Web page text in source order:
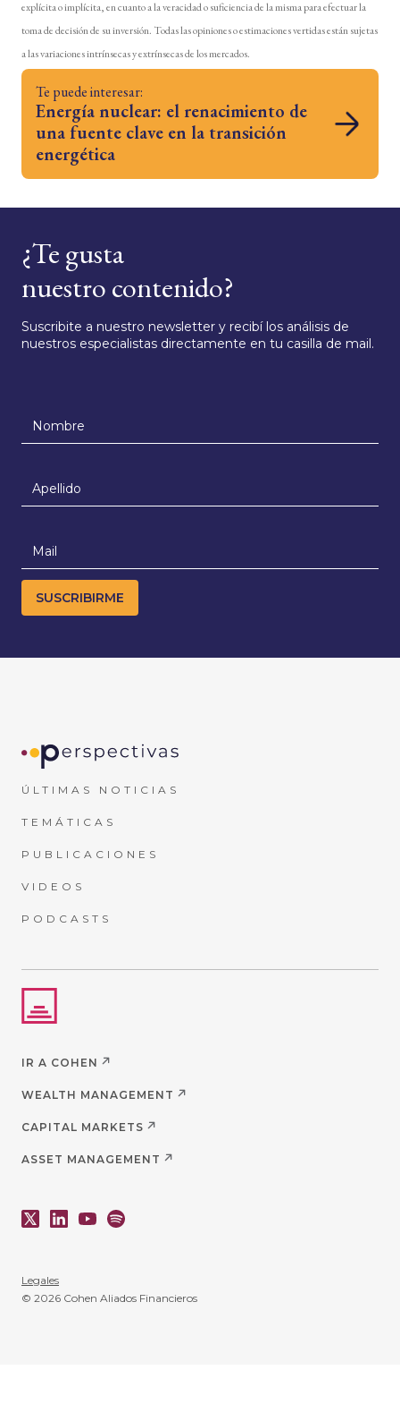
explícita o implícita, en cuanto a la veracidad o suficiencia de la misma para efectuar la
toma de decisión de su inversión. Todas las opiniones o estimaciones vertidas están sujetas
a las variaciones intrínsecas y extrínsecas de los mercados.
Te puede interesar:
Energía nuclear: el renacimiento de
una fuente clave en la transición
energética
¿Te gusta
nuestro contenido?
Suscribite a nuestro newsletter y recibí los análisis de
nuestros especialistas directamente en tu casilla de mail.
ÚLTIMAS NOTICIAS
TEMÁTICAS
PUBLICACIONES
VIDEOS
PODCASTS
IR A COHEN
WEALTH MANAGEMENT
CAPITAL MARKETS
ASSET MANAGEMENT
Legales
© 2026 Cohen Aliados Financieros